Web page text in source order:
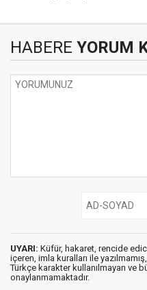
HABERE YORUM
UYARI: Küfür, hakaret, rencide
içeren, imla kuralları ile yazılmamış,
Türkçe karakter kullanılmayan ve
onaylanmamaktadır.